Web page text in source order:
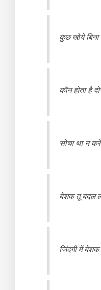
कुछ खोये बिना
कौन होता है
सोचा था न
बेशक तू बदल ले
जिंदगी में